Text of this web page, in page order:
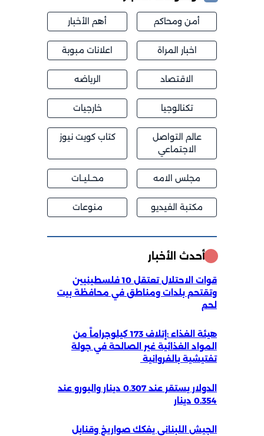
أمن ومحاكم أهم الأخبار
اخبار المراة اعلانات مبوبة
الاقتصاد الرياضه
تكنالوجيا خارجيات
عالم التواصل
الاجتماعي
كتاب كويت نيوز
مجلس الامه محــليــات
مكتبة الفيديو منوعات
أحدث الأخبار
قوات الاحتلال تعتقل 10 فلسطينيين
وتقتحم بلدات ومناطق في محافظة بيت
هيئة الغذاء :إتلاف 173 كيلوجراماً من
المواد الغذائية غير الصالحة في جولة
تفتيشية بالفروانية ‏
الدولار يستقر عند 0.307 دينار واليورو عند
الجيش اللبناني يفكك صواريخ وقنابل